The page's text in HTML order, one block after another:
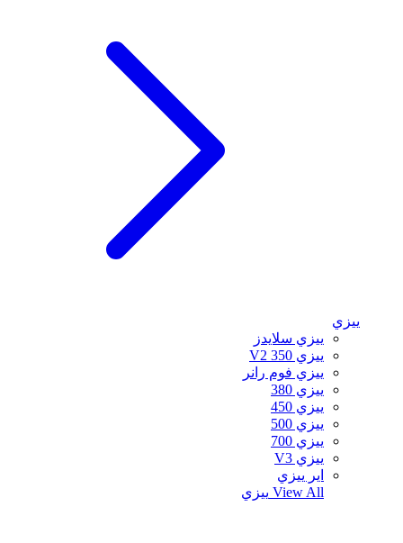
ييزي
ييزي سلايدز
ييزي 350 V2
ييزي فوم رانر
ييزي 380
ييزي 450
ييزي 500
ييزي 700
ييزي V3
اير ييزي
View All ييزي